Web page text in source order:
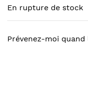
of
gallery
En rupture de stock
Prévenez-moi